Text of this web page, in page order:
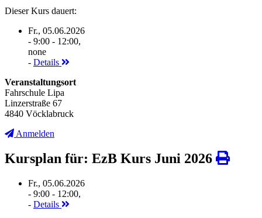
Dieser Kurs dauert:
Fr., 05.06.2026
- 9:00 - 12:00,
none
- Details
Veranstaltungsort
Fahrschule Lipa
Linzerstraße 67
4840 Vöcklabruck
Anmelden
Kursplan für: EzB Kurs Juni 2026
Fr., 05.06.2026
- 9:00 - 12:00,
- Details